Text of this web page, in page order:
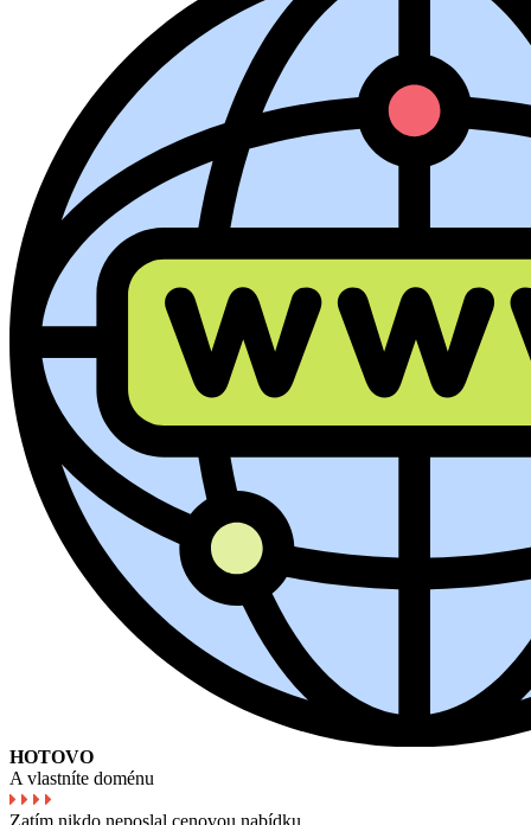
HOTOVO
A vlastníte doménu
Zatím nikdo neposlal cenovou nabídku